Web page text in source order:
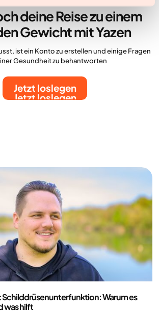
deine Reise zu einem
Gewicht mit Yazen
ist ein Konto zu erstellen und einige Fragen
Gesundheit zu behantworten
Jetzt loslegen
Jetzt loslegen
Warum es
was hilft